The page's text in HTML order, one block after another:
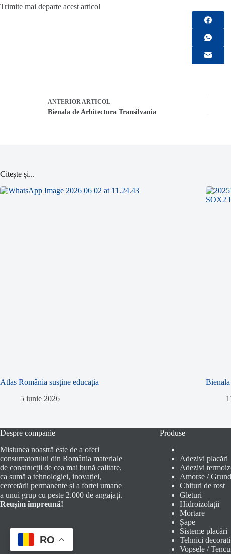
Trimite mai departe acest articol
ANTERIORARTICOL
Bienala de Arhitectura Transilvania
Citește și...
Atlas România susține educația
5 iunie 2026
Despre companie
Misiunea noastră este de a oferi
consumatorului din România materiale
de construcții de cea mai bună calitate,
ca sumă a tehnologiei, inovației,
cercetării permanente și a forței umane
a unui grup cu peste 2.000 de angajați.
Reușim împreună!
Produse
Adezivi placări
Adezivi
Amorse /
Chituri de rost
Gleturi
Hidroizolații
Mortare
Șape
Sisteme placări
Tehnici
Vopsele /
RO